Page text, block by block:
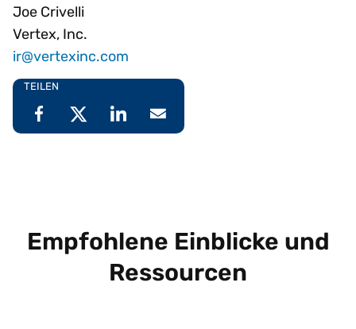
Joe Crivelli
Vertex, Inc.
ir@vertexinc.com
TEILEN
Empfohlene Einblicke und
Ressourcen